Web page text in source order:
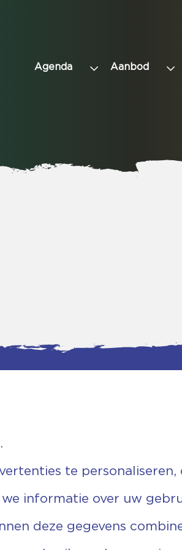
Agenda Aanbod
767
Fiscaal:
Rek.nr:
te
informatie over uw
deze gegevens